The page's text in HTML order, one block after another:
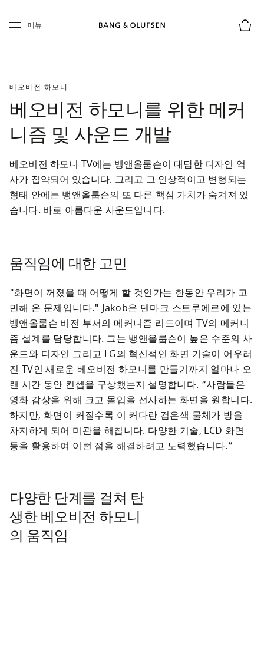
Skip to main footer
메뉴
베오비전 하모니
베오비전 하모니를 위한 메커
니즘 및 사운드 개발
베오비전 하모니 TV에는 뱅앤올룹슨이 대담한 디자인 역
사가 집약되어 ​​있습니다. 그리고 그 인상적이고 변형되는
형태 안에는 뱅앤올룹슨의 또 다른 핵심 가치가 숨겨져 있
습니다. 바로 아름다운 사운드입니다.
움직임에 대한 고민
"화면이 꺼졌을 때 어떻게 할 것인가는 한동안 우리가 고
민해 온 문제입니다." Jakob은 덴마크 스트루에르에 있는
뱅앤올룹슨 비전 부서의 메커니즘 리드이며 TV의 메커니
즘 설계를 담당합니다. 그는 뱅앤올룹슨이 높은 수준의 사
운드와 디자인 그리고 LG의 혁신적인 화면 기술이 어우러
진 TV인 새로운 베오비전 하모니를 만들기까지 얼마나 오
랜 시간 동안 컨셉을 구상했는지 설명합니다. “사람들은
영화 감상을 위해 크고 몰입을 선사하는 화면을 원합니다.
하지만, 화면이 커질수록 이 커다란 검은색 물체가 방을
차지하게 되어 미관을 해칩니다. 다양한 기술, LCD 화면
등을 활용하여 이런 점을 해결하려고 노력했습니다.”
다양한 단계를 걸쳐 탄
생한 베오비전 하모니
의 움직임